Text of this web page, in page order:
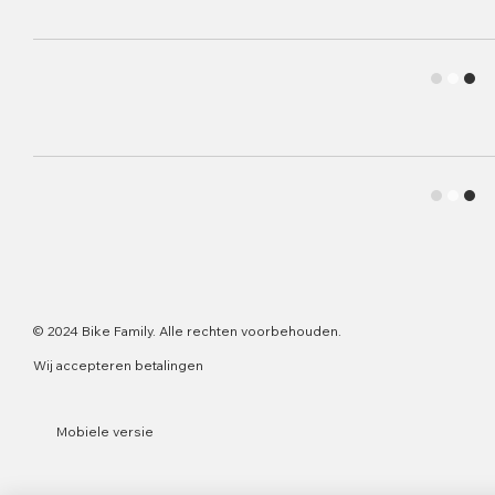
© 2024 Bike Family. Alle rechten voorbehouden.
Wij accepteren betalingen
Mobiele versie